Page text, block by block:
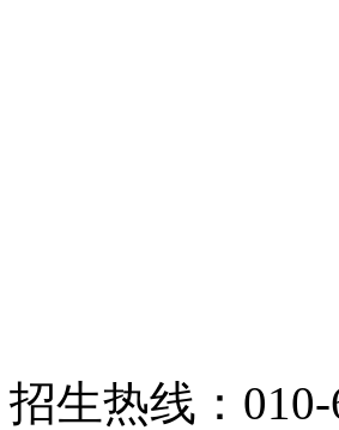
招生热线：